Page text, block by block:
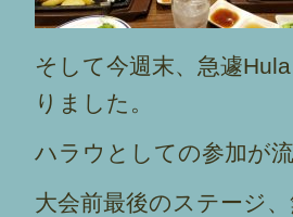
そして今週末、急遽
りました。
ハラウとしての参加が
大会前最後のステージ